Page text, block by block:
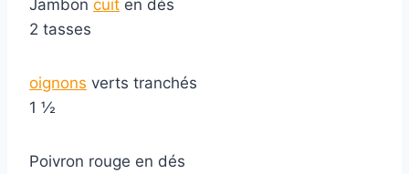
Jambon cuit en dés
2 tasses
oignons verts tranchés
1 ½
Poivron rouge en dés